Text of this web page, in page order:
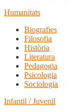
Humanitats
Biografies
Filosofia
Història
Literatura
Pedagogia
Psicologia
Sociologia
Infantil / Juvenil